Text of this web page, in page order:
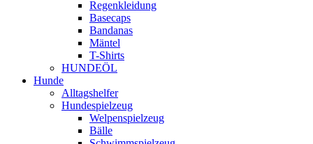
Regenkleidung
Basecaps
Bandanas
Mäntel
T-Shirts
HUNDEÖL
Hunde
Alltagshelfer
Hundespielzeug
Welpenspielzeug
Bälle